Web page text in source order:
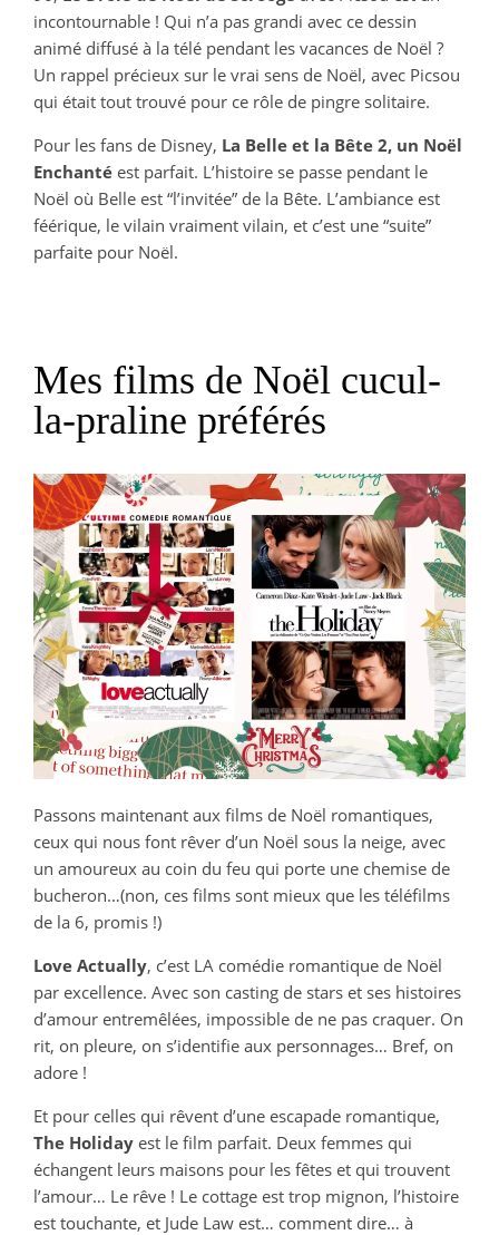
incontournable ! Qui n’a pas grandi avec ce dessin
animé diffusé à la télé pendant les vacances de Noël ?
Un rappel précieux sur le vrai sens de Noël, avec Picsou
qui était tout trouvé pour ce rôle de pingre solitaire.
Pour les fans de Disney, La Belle et la Bête 2, un Noël
Enchanté est parfait. L’histoire se passe pendant le
Noël où Belle est “l’invitée” de la Bête. L’ambiance est
féérique, le vilain vraiment vilain, et c’est une “suite”
parfaite pour Noël.
Mes films de Noël cucul-
la-praline préférés
Passons maintenant aux films de Noël romantiques,
ceux qui nous font rêver d’un Noël sous la neige, avec
un amoureux au coin du feu qui porte une chemise de
bucheron…(non, ces films sont mieux que les téléfilms
de la 6, promis !)
Love Actually, c’est LA comédie romantique de Noël
par excellence. Avec son casting de stars et ses histoires
d’amour entremêlées, impossible de ne pas craquer. On
rit, on pleure, on s’identifie aux personnages… Bref, on
adore !
Et pour celles qui rêvent d’une escapade romantique,
The Holiday est le film parfait. Deux femmes qui
échangent leurs maisons pour les fêtes et qui trouvent
l’amour… Le rêve ! Le cottage est trop mignon, l’histoire
est touchante, et Jude Law est… comment dire… à